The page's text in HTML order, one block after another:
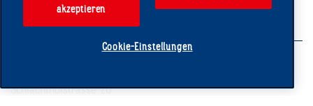
Schlachthofstrasse 20
akzeptieren
Cookie-Einstellungen